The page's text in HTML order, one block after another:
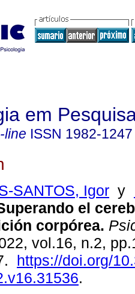
em
line ISSN 1982-1247
SANTOS, Igor y
el
corpórea.
vol.16, n.2,
https://doi.org/
.